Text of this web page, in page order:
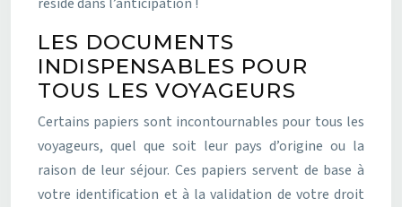
LES DOCUMENTS
INDISPENSABLES POUR
TOUS LES VOYAGEURS
Certains papiers sont incontournables pour tous les
voyageurs, quel que soit leur pays d’origine ou la
raison de leur séjour. Ces papiers servent de base à
votre identification et à la validation de votre droit